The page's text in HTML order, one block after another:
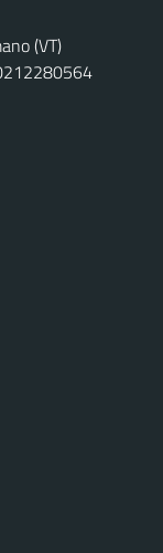
(VT)